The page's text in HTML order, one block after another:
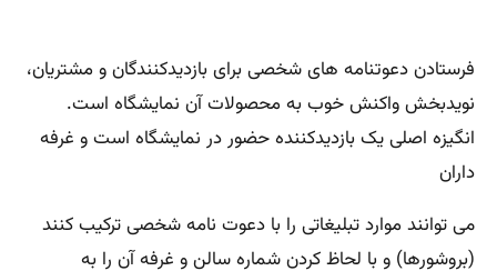
فرستادن دعوتنامه های شخصی برای بازدیدکنندگان و مشتریان،
نویدبخش واکنش خوب به محصولات آن نمایشگاه است.
انگیزه اصلی یک بازدیدکننده حضور در نمایشگاه است و غرفه
داران
می توانند موارد تبلیغاتی را با دعوت نامه شخصی ترکیب کنند
(بروشورها) و با لحاظ کردن شماره سالن و غرفه آن را به